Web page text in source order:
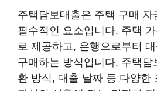
주택담보대출은 주택 구매 자
필수적인 요소입니다. 주택
로 제공하고, 은행으로부터
구매하는 방식입니다. 주택담
환 방식, 대출 날짜 등 다양한